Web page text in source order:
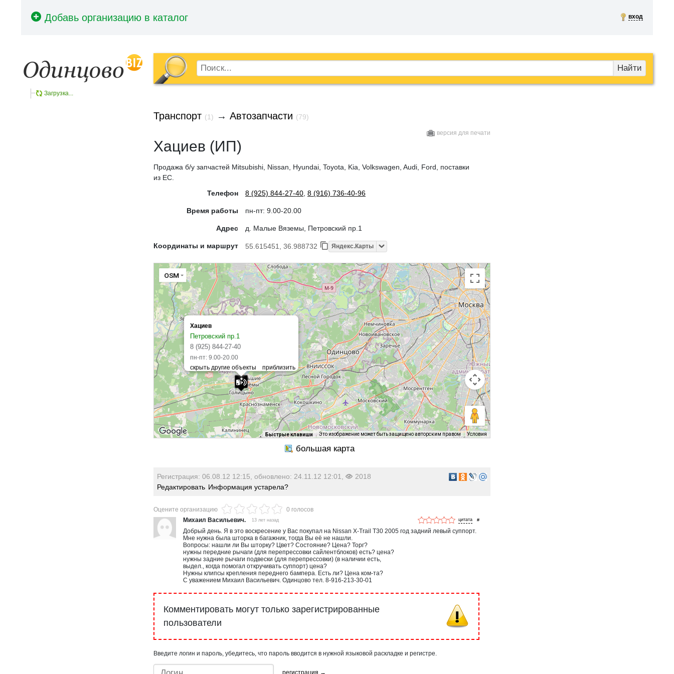
вход
Найти
Загрузка...
Транспорт (1) → Автозапчасти (79)
версия для печати
Хациев (ИП)
Продажа б/у запчастей Mitsubishi, Nissan, Hyundai, Toyota, Kia, Volkswagen, Audi, Ford, поставки
из ЕС.
Телефон
8 (925) 844-27-40 8 (916) 736-40-96
Время работы пн-пт: 9.00-20.00
Адрес д. Малые Вяземы, Петровский пр.1
Координаты и маршрут 55.615451, 36.988732 Яндекс.Карты
Хациев
Петровский пр.1
8 (925) 844-27-40
пн-пт: 9.00-20.00
OSM
Быстрые клавиши Это изображение может быть защищено авторским правом Условия
Регистрация: 06.08.12 12:15, обновлено: 24.11.12 12:01,
2018
Редактировать Информация устарела?
Оцените организацию
0 голосов
Михаил Васильевич.
13 лет назад #
Добрый день. Я в это воскресение у Вас покупал на Nissan X-Trail Т30 2005 год задний левый суппорт.
Мне нужна была шторка в багажник, тогда Вы её не нашли.
Вопросы: нашли ли Вы шторку? Цвет? Состояние? Цена? Торг?
нужны передние рычаги (для перепрессовки сайлентблоков) есть? цена?
нужны задние рычаги подвески (для перепрессовки) (в наличии есть,
выдел., когда помогал откручивать суппорт) цена?
Нужны клипсы крепления переднего бампера. Есть ли? Цена ком-та?
С уважением Михаил Васильевич. Одинцово тел. 8-916-213-30-01
Комментировать могут только зарегистрированные
пользователи
Введите логин и пароль, убедитесь, что пароль вводится в нужной языковой раскладке и регистре.
регистрация →